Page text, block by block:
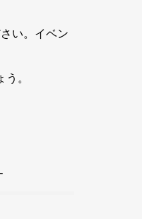
い。イベン
。